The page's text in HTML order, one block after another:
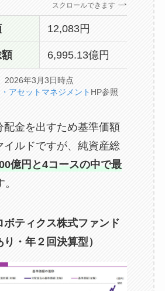
スクロールできます
12,083円
6,995.13億円
2026年3月3日時点
アセットマネジメント HP参照
配金を出すため基準価額
イルドですが、純資産総
億円と4コースの中で最
ボティクス株式ファンド
り・年２回決算型）